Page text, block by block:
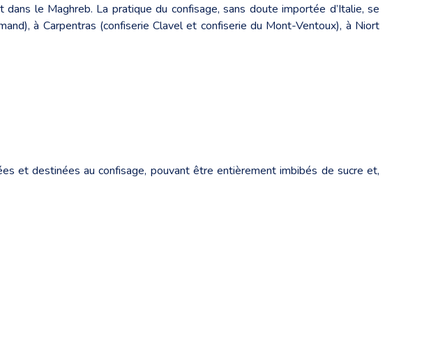
le Maghreb. La pratique du confisage, sans doute importée d’Italie, se
à Carpentras (confiserie Clavel et confiserie du Mont-Ventoux), à Niort
et destinées au confisage, pouvant être entièrement imbibés de sucre et,